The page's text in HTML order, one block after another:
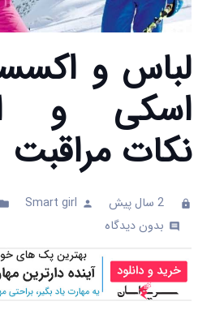
لباس‌ و
اسکی و
نکات مراقبت
clock 2 سال پیش person
Smart girl
folder
comments بدون دیدگاه